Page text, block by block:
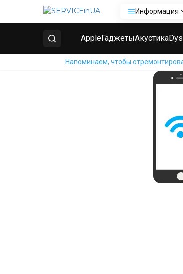
Информация
AppleГаджетыАкустика
Напоминаем, чтобы
Главная Ремонт телефонов Samsung